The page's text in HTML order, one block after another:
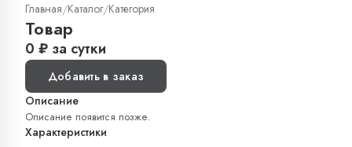
Главная/Каталог/Категория
Товар
0 ₽ за сутки
Добавить в заказ
Описание
Описание появится позже.
Характеристики